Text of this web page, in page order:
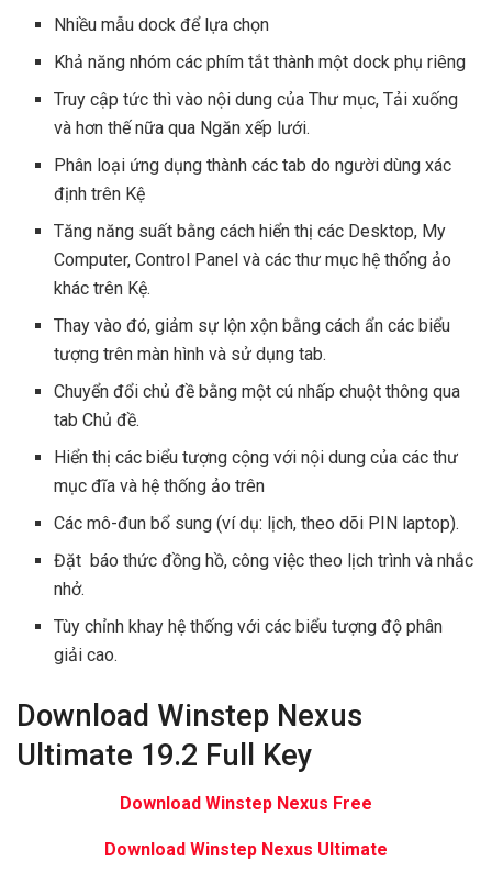
Nhiều mẫu dock để lựa chọn
Khả năng nhóm các phím tắt thành một dock phụ riêng
Truy cập tức thì vào nội dung của Thư mục, Tải xuống
và hơn thế nữa qua Ngăn xếp lưới.
Phân loại ứng dụng thành các tab do người dùng xác
định trên Kệ
Tăng năng suất bằng cách hiển thị các Desktop, My
Computer, Control Panel và các thư mục hệ thống ảo
khác trên Kệ.
Thay vào đó, giảm sự lộn xộn bằng cách ẩn các biểu
tượng trên màn hình và sử dụng tab.
Chuyển đổi chủ đề bằng một cú nhấp chuột thông qua
tab Chủ đề.
Hiển thị các biểu tượng cộng với nội dung của các thư
mục đĩa và hệ thống ảo trên
Các mô-đun bổ sung (ví dụ: lịch, theo dõi PIN laptop).
Đặt báo thức đồng hồ, công việc theo lịch trình và nhắc
nhở.
Tùy chỉnh khay hệ thống với các biểu tượng độ phân
giải cao.
Download Winstep Nexus
Ultimate 19.2 Full Key
Download Winstep Nexus Free
Download Winstep Nexus Ultimate